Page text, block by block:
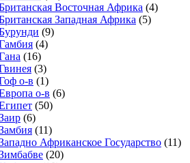
Восточная Африка (4)
Западная Африка (5)
(9)
(4)
(16)
(3)
о-в (1)
о-в (6)
(50)
(6)
(11)
Африканское Государство (11)
(20)